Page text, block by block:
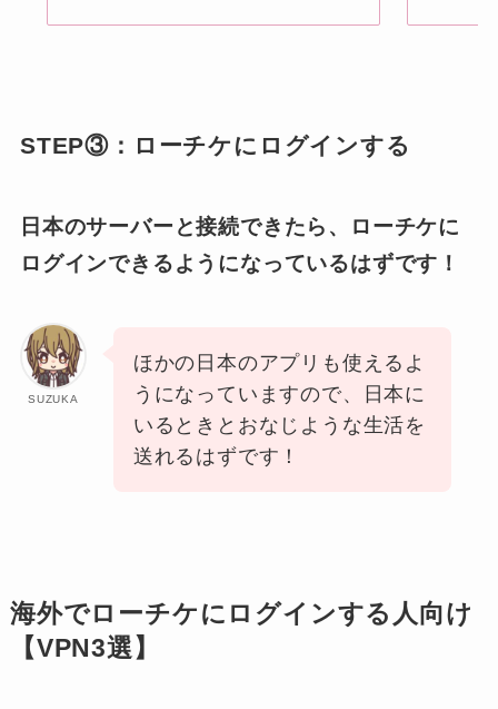
STEP③：ローチケにログインする
日本のサーバーと接続できたら、ローチケに
ログインできるようになっているはずです！
SUZUKA
ほかの日本のアプリも使えるよ
うになっていますので、日本に
いるときとおなじような生活を
送れるはずです！
海外でローチケにログインする人向け
【VPN3選】